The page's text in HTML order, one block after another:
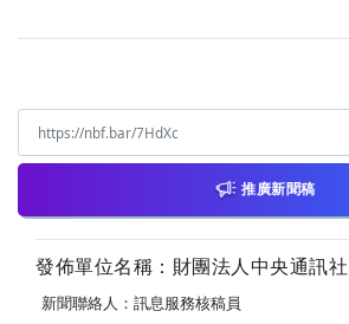
推廣新聞稿
發佈單位名稱：財團法人中央通訊社
新聞聯絡人：訊息服務核稿員